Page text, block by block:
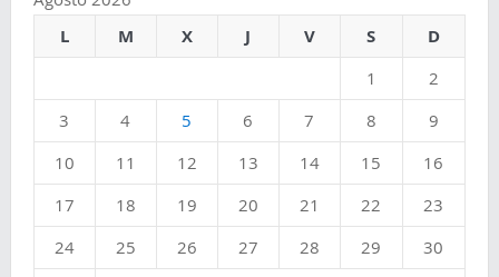
L M X J V S D
1
2
3
4 5 6 7 8
9
10
11 12 13 14 15
16
17
18 19 20 21 22
23
24
25 26 27 28 29
30